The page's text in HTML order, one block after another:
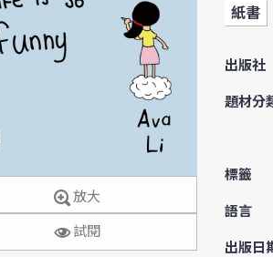
放大
試閱
紙書
出版社
題材分
標籤
語言
出版日